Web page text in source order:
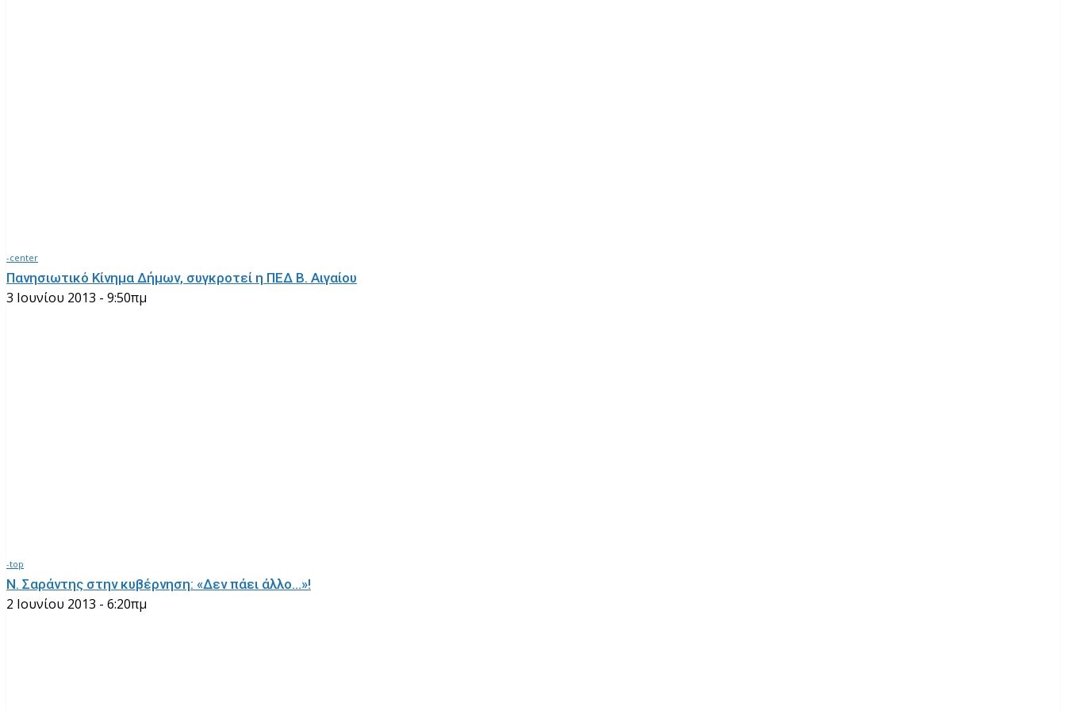
-center
Πανησιωτικό Κίνημα Δήμων, συγκροτεί η ΠΕΔ Β. Αιγαίου
3 Ιουνίου 2013 - 9:50πμ
-top
Ν. Σαράντης στην κυβέρνηση: «Δεν πάει άλλο…»!
2 Ιουνίου 2013 - 6:20πμ